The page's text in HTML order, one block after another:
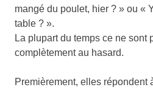
mangé du poulet, hier ? » ou «
table ? ».
La plupart du temps ce ne sont
complètement au hasard.
Premièrement, elles répondent